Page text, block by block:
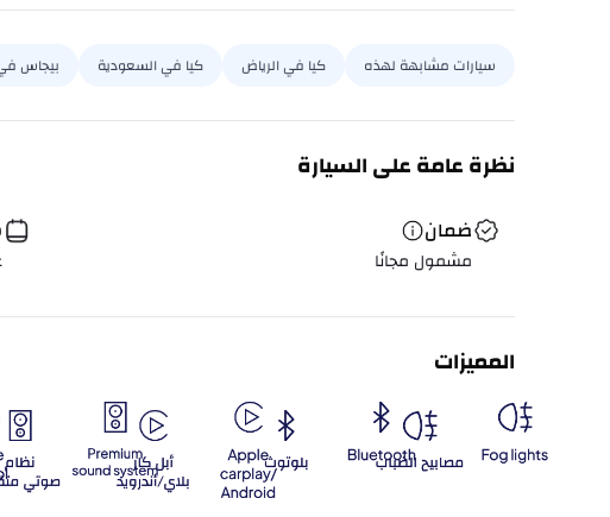
سيارات مشابهة لهذه كيا في الرياض كيا في السعودية بيجاس
نظرة عامة على السيارة
ضمان
مشمول مجانًا
المميزات